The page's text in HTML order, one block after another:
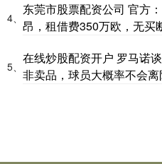
4、
东莞市股票配资公司 官方
昂，租借费350万欧，无买
5、
在线炒股配资开户 罗马诺
非卖品，球员大概率不会离